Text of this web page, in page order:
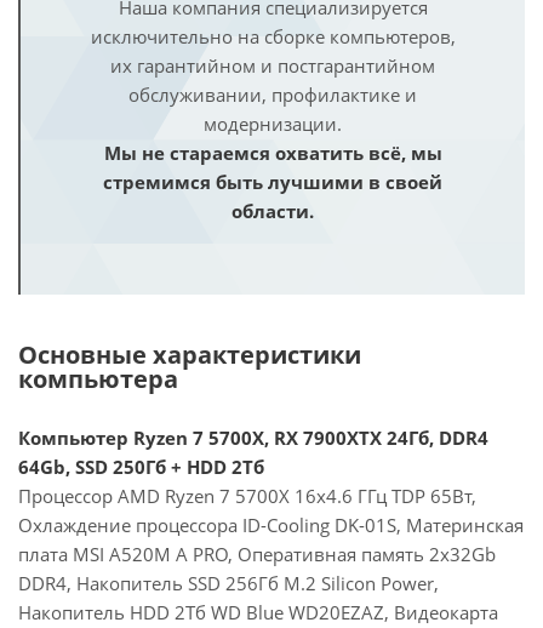
Наша компания специализируется
исключительно на сборке компьютеров,
их гарантийном и постгарантийном
обслуживании, профилактике и
модернизации.
Мы не стараемся охватить всё, мы
стремимся быть лучшими в своей
области.
Основные характеристики
компьютера
Компьютер Ryzen 7 5700X, RX 7900XTX 24Гб, DDR4
64Gb, SSD 250Гб + HDD 2Тб
Процессор AMD Ryzen 7 5700X 16x4.6 ГГц TDP 65Вт,
Охлаждение процессора ID-Cooling DK-01S, Материнская
плата MSI A520M A PRO, Оперативная память 2x32Gb
DDR4, Накопитель SSD 256Гб M.2 Silicon Power,
Накопитель HDD 2Тб WD Blue WD20EZAZ, Видеокарта